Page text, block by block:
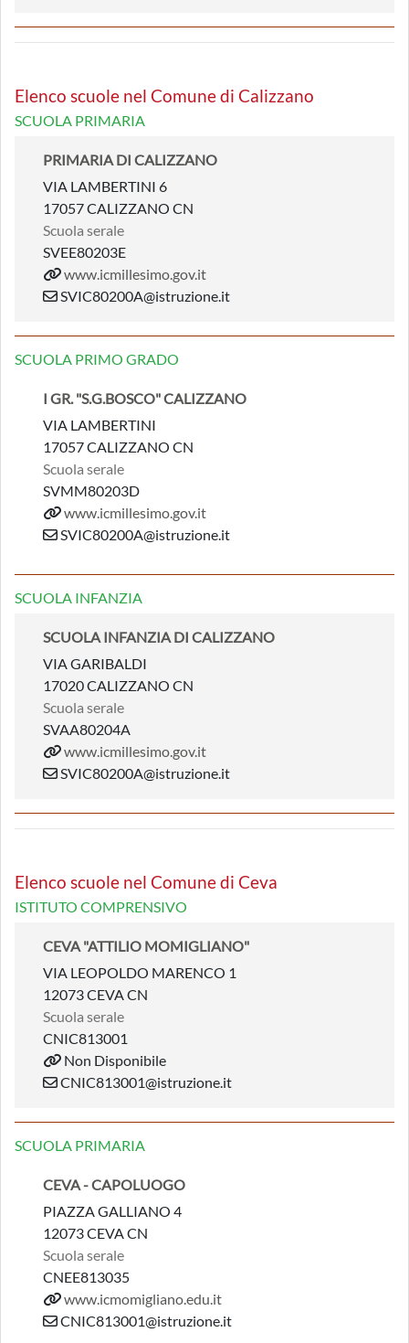
Elenco scuole nel Comune di Calizzano
SCUOLA PRIMARIA
PRIMARIA DI CALIZZANO
VIA LAMBERTINI 6
17057 CALIZZANO CN
Scuola serale
SVEE80203E
www.icmillesimo.gov.it
SVIC80200A@istruzione.it
SCUOLA PRIMO GRADO
I GR. "S.G.BOSCO" CALIZZANO
VIA LAMBERTINI
17057 CALIZZANO CN
Scuola serale
SVMM80203D
www.icmillesimo.gov.it
SVIC80200A@istruzione.it
SCUOLA INFANZIA
SCUOLA INFANZIA DI CALIZZANO
VIA GARIBALDI
17020 CALIZZANO CN
Scuola serale
SVAA80204A
www.icmillesimo.gov.it
SVIC80200A@istruzione.it
Elenco scuole nel Comune di Ceva
ISTITUTO COMPRENSIVO
CEVA "ATTILIO MOMIGLIANO"
VIA LEOPOLDO MARENCO 1
12073 CEVA CN
Scuola serale
CNIC813001
Non Disponibile
CNIC813001@istruzione.it
SCUOLA PRIMARIA
CEVA - CAPOLUOGO
PIAZZA GALLIANO 4
12073 CEVA CN
Scuola serale
CNEE813035
www.icmomigliano.edu.it
CNIC813001@istruzione.it